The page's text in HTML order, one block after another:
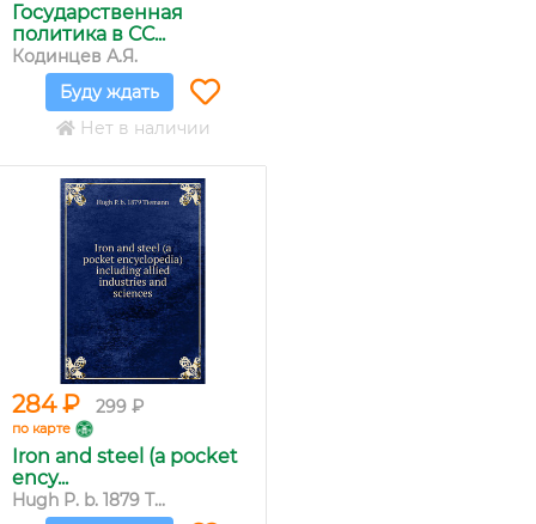
Государственная
политика в СС...
Кодинцев А.Я.
Буду ждать
Нет в наличии
284 ₽ 299 ₽
по карте
Iron and steel (a pocket
ency...
Hugh P. b. 1879 T...